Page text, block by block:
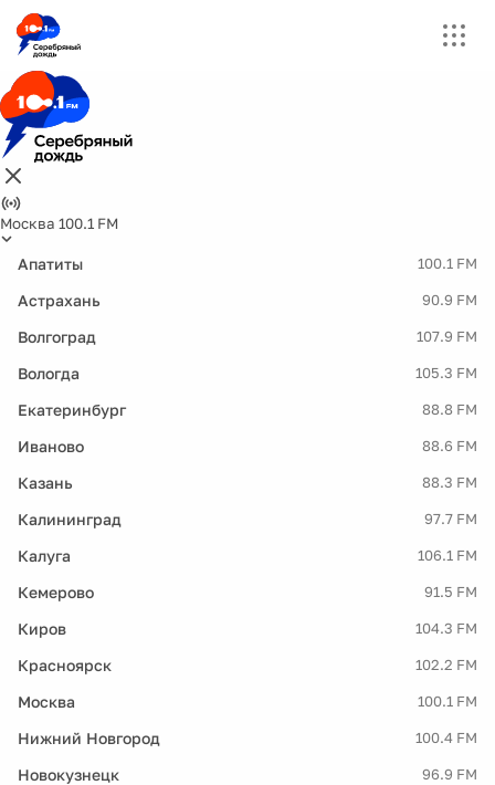
Москва 100.1 FM
Апатиты 100.1 FM
Астрахань 90.9 FM
Волгоград 107.9 FM
Вологда 105.3 FM
Екатеринбург 88.8 FM
Иваново 88.6 FM
Казань 88.3 FM
Калининград 97.7 FM
Калуга 106.1 FM
Кемерово 91.5 FM
Киров 104.3 FM
Красноярск 102.2 FM
Москва 100.1 FM
Нижний Новгород 100.4 FM
Новокузнецк 96.9 FM